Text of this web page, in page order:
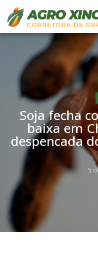
Soja fecha
baixa em
despencada
5